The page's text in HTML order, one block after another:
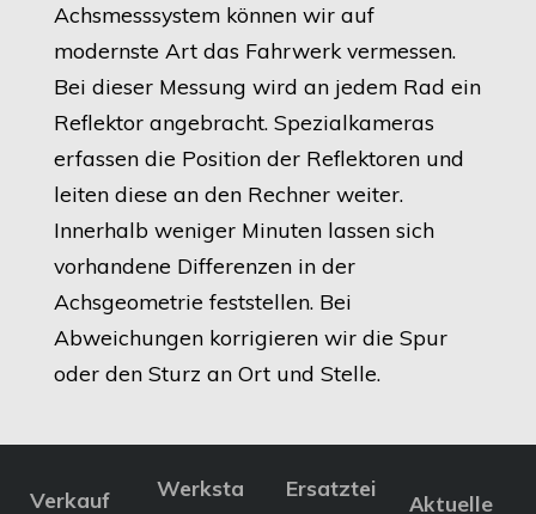
Achsmesssystem können wir auf
modernste Art das Fahrwerk vermessen.
Bei dieser Messung wird an jedem Rad ein
Reflektor angebracht. Spezialkameras
erfassen die Position der Reflektoren und
leiten diese an den Rechner weiter.
Innerhalb weniger Minuten lassen sich
vorhandene Differenzen in der
Achsgeometrie feststellen. Bei
Abweichungen korrigieren wir die Spur
oder den Sturz an Ort und Stelle.
Verkauf
Werksta
Ersatztei
Aktuelle